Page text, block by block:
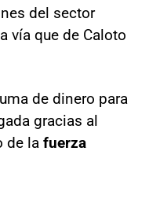
del sector
vía que de Caloto
de dinero para
gracias al
de la fuerza